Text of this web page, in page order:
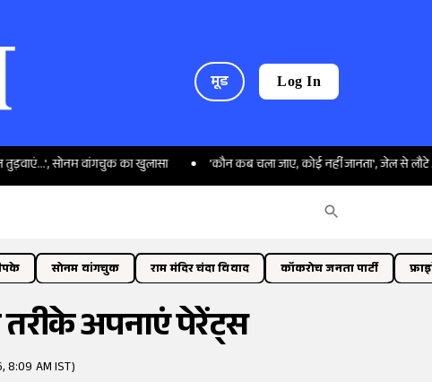
मूड Log In
वांगचुक का खुलासा 'कौन कब चला जाए, कोई नहीं जानता', जेल से लौटे AAP
सोनम वांगचुक राम मंदिर चंदा विवाद कॉकरोच जनता पार्टी
अपनाएं पेरेंट्स
AM IST)